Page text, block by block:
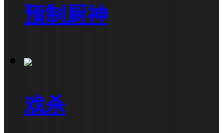
预制厨神
戏杀